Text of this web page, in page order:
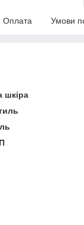
Оплата Умови
шкіра